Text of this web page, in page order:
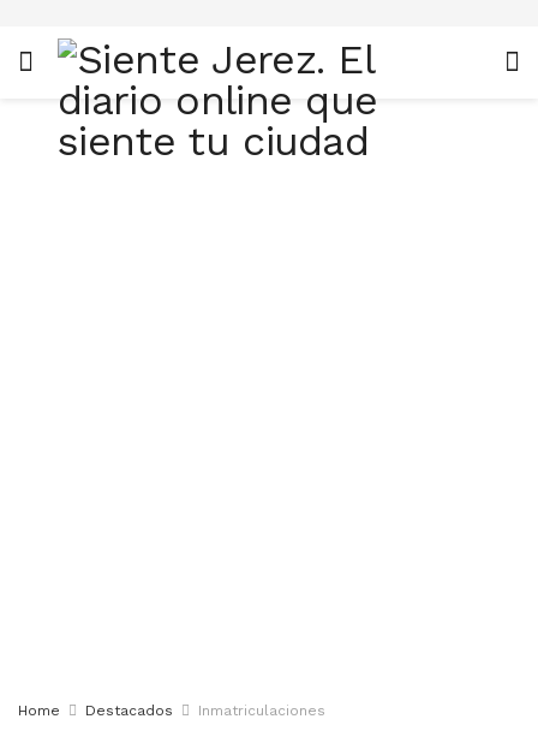
Home Destacados Inmatriculaciones